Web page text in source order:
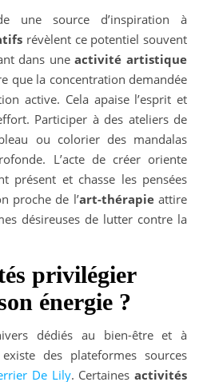
une source d’inspiration à
révèlent ce potentiel souvent
dans uneactivité artistique
que la concentration demandée
active. Cela apaise l’esprit et
Participer à des ateliers de
ou colorier des mandalas
L’acte de créer oriente
présent et chasse les pensées
proche de l’art-thérapieattire
désireuses de lutter contre la
privilégier
énergie ?
dédiés au bien-être et à
des plateformes sources
De Lily. Certainesactivités